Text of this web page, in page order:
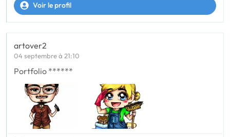
Voir le profil
artover2
04 septembre à 21:10
Portfolio ******